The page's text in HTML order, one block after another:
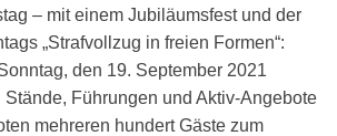
– mit einem Jubiläumsfest und der
„Strafvollzug in freien Formen“:
den 19. September 2021
Stände, Führungen und Aktiv-Angebote
mehreren hundert Gäste zum